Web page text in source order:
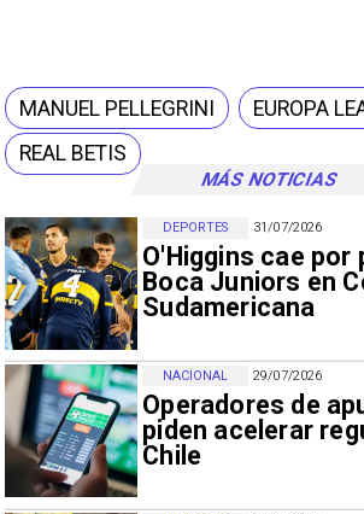
MÁS NOTICIAS
31/07/2026
O'Higgins cae por
Boca Juniors en
Sudamericana
DEPORTES
29/07/2026
Operadores de
piden acelerar
Chile
NACIONAL
MANUEL PELLEGRINI
EUROPA
REAL BETIS